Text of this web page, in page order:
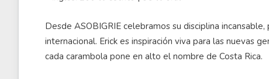
Desde ASOBIGRIE celebramos su disciplina
internacional. Erick es inspiración viva para las nuevas
cada carambola pone en alto el nombre de Costa Rica.